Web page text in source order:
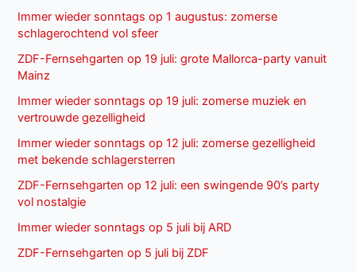
Immer wieder sonntags op 1 augustus: zomerse
schlagerochtend vol sfeer
ZDF-Fernsehgarten op 19 juli: grote Mallorca-party vanuit
Mainz
Immer wieder sonntags op 19 juli: zomerse muziek en
vertrouwde gezelligheid
Immer wieder sonntags op 12 juli: zomerse gezelligheid
met bekende schlagersterren
ZDF-Fernsehgarten op 12 juli: een swingende 90’s party
vol nostalgie
Immer wieder sonntags op 5 juli bij ARD
ZDF-Fernsehgarten op 5 juli bij ZDF